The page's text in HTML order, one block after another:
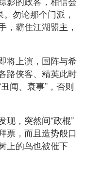
勿论那个门派，
，霸住江湖盟主，
将上演，国阵与希
路侠客、精英此时
闻、衰事”，否则
现，突然间“政棍”
票，而且造势般口
上的鸟也被催下